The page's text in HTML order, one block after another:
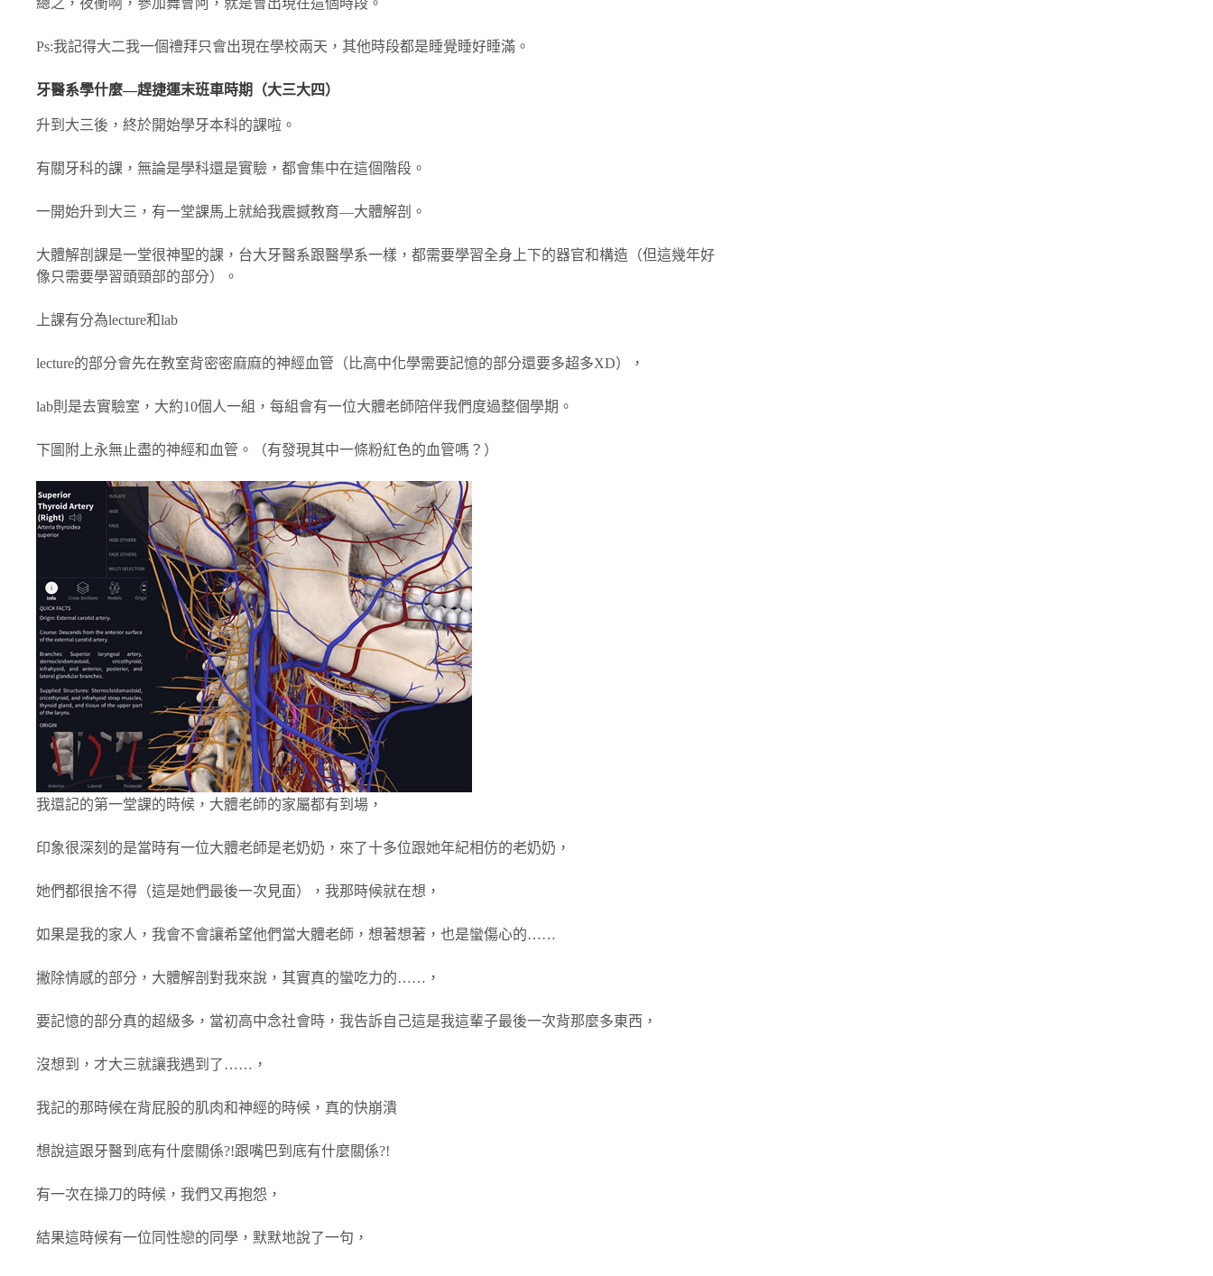
總之，夜衝啊，參加舞會阿，就是會出現在這個時段。
Ps:我記得大二我一個禮拜只會出現在學校兩天，其他時段都是睡覺睡好睡滿。
牙醫系學什麼―趕捷運末班車時期（大三大四）
升到大三後，終於開始學牙本科的課啦。
有關牙科的課，無論是學科還是實驗，都會集中在這個階段。
一開始升到大三，有一堂課馬上就給我震撼教育―大體解剖。
大體解剖課是一堂很神聖的課，台大牙醫系跟醫學系一樣，都需要學習全身上下的器官和構造（但這幾年好
像只需要學習頭頸部的部分）。
上課有分為lecture和lab
lecture的部分會先在教室背密密麻麻的神經血管（比高中化學需要記憶的部分還要多超多XD），
lab則是去實驗室，大約10個人一組，每組會有一位大體老師陪伴我們度過整個學期。
下圖附上永無止盡的神經和血管。（有發現其中一條粉紅色的血管嗎？）
我還記的第一堂課的時候，大體老師的家屬都有到場，
印象很深刻的是當時有一位大體老師是老奶奶，來了十多位跟她年紀相仿的老奶奶，
她們都很捨不得（這是她們最後一次見面），我那時候就在想，
如果是我的家人，我會不會讓希望他們當大體老師，想著想著，也是蠻傷心的……
撇除情感的部分，大體解剖對我來說，其實真的蠻吃力的……，
要記憶的部分真的超級多，當初高中念社會時，我告訴自己這是我這輩子最後一次背那麼多東西，
沒想到，才大三就讓我遇到了……，
我記的那時候在背屁股的肌肉和神經的時候，真的快崩潰
想說這跟牙醫到底有什麼關係?!跟嘴巴到底有什麼關係?!
有一次在操刀的時候，我們又再抱怨，
結果這時候有一位同性戀的同學，默默地說了一句，